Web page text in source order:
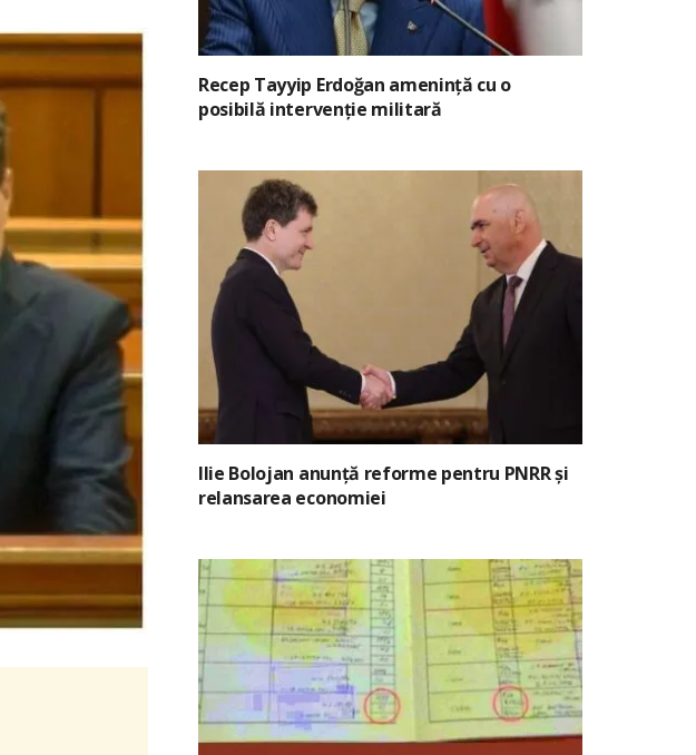
Recep Tayyip Erdoğan amenință cu o
posibilă intervenție militară
Ilie Bolojan anunță reforme pentru PNRR și
relansarea economiei